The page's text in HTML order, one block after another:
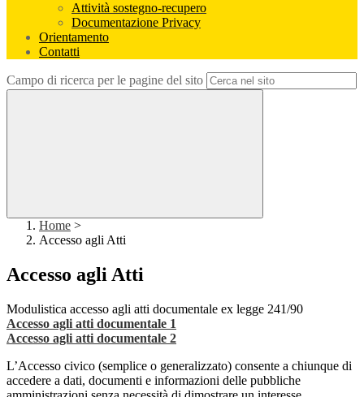
Attività sostegno-recupero
Documentazione Privacy
Orientamento
Contatti
Campo di ricerca per le pagine del sito
Home >
Accesso agli Atti
Accesso agli Atti
Modulistica accesso agli atti documentale ex legge 241/90
Accesso agli atti documentale 1
Accesso agli atti documentale 2
L’Accesso civico (semplice o generalizzato) consente a chiunque di
accedere a dati, documenti e informazioni delle pubbliche